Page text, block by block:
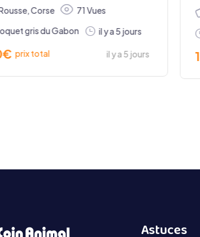
L'Île-Rousse ,Corse
Perroquet gris du Gabon
1,050 il y a 5 jours
Astuces